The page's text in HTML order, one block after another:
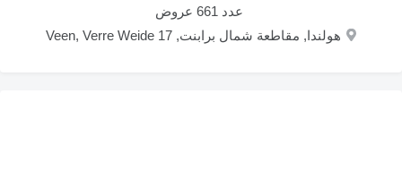
‏ عدد 661 عروض
هولندا, مقاطعة شمال برابنت, Veen, Verre Weide 17